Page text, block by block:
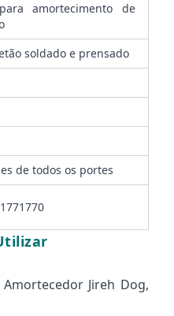
amortecimento de
soldado e prensado
de todos os portes
Jireh Dog,